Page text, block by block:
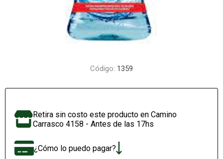
Código: 1359
Retira sin costo este producto en Camino
Carrasco 4158 - Antes de las 17hs
¿Cómo lo puedo pagar?